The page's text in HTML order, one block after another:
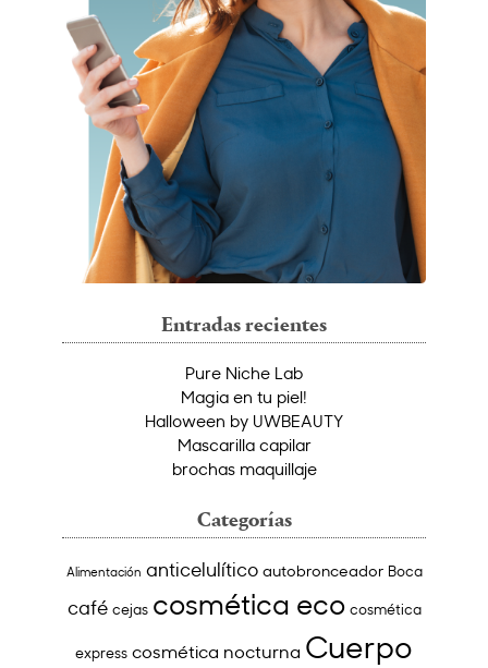
Entradas recientes
Pure Niche Lab
Magia en tu piel!
Halloween by UWBEAUTY
Mascarilla capilar
brochas maquillaje
Categorías
Alimentación anticelulítico autobronceador Boca
café cejas cosmética eco cosmética
express cosmética nocturna Cuerpo